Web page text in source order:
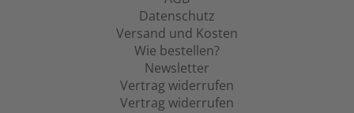
Datenschutz
Versand und Kosten
Wie bestellen?
Newsletter
Vertrag widerrufen
Vertrag widerrufen